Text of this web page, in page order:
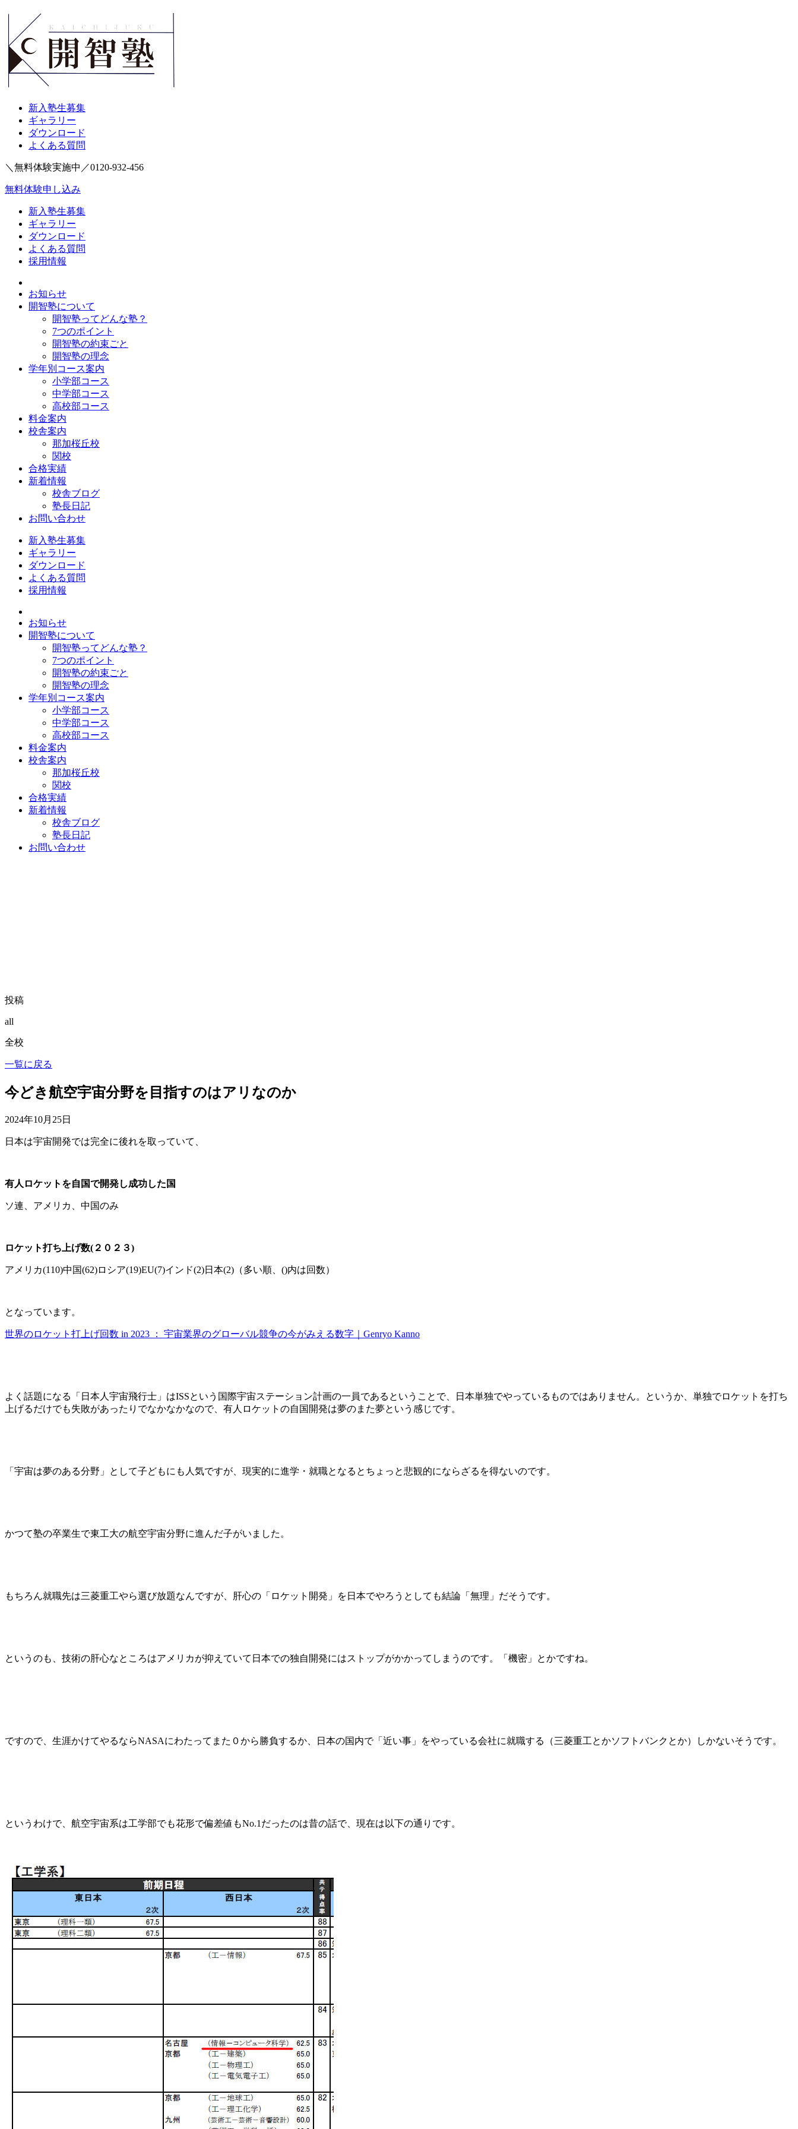
新入塾生募集
ギャラリー
ダウンロード
よくある質問
＼無料体験実施中／0120-932-456
無料体験申し込み
新入塾生募集
ギャラリー
ダウンロード
よくある質問
採用情報
お知らせ
開智塾について
開智塾ってどんな塾？
7つのポイント
開智塾の約束ごと
開智塾の理念
学年別コース案内
小学部コース
中学部コース
高校部コース
料金案内
校舎案内
那加桜丘校
関校
合格実績
新着情報
校舎ブログ
塾長日記
お問い合わせ
新入塾生募集
ギャラリー
ダウンロード
よくある質問
採用情報
お知らせ
開智塾について
開智塾ってどんな塾？
7つのポイント
開智塾の約束ごと
開智塾の理念
学年別コース案内
小学部コース
中学部コース
高校部コース
料金案内
校舎案内
那加桜丘校
関校
合格実績
新着情報
校舎ブログ
塾長日記
お問い合わせ
投稿
all
全校
一覧に戻る
今どき航空宇宙分野を目指すのはアリなのか
2024年10月25日
日本は宇宙開発では完全に後れを取っていて、
有人ロケットを自国で開発し成功した国
ソ連、アメリカ、中国のみ
ロケット打ち上げ数(２０２３)
アメリカ(110)中国(62)ロシア(19)EU(7)インド(2)日本(2)（多い順、()内は回数）
となっています。
世界のロケット打上げ回数 in 2023 ： 宇宙業界のグローバル競争の今がみえる数字｜Genryo Kanno
よく話題になる「日本人宇宙飛行士」はISSという国際宇宙ステーション計画の一員であるということで、日本単独でやっているものではありません。というか、単独でロケットを打ち
上げるだけでも失敗があったりでなかなかなので、有人ロケットの自国開発は夢のまた夢という感じです。
「宇宙は夢のある分野」として子どもにも人気ですが、現実的に進学・就職となるとちょっと悲観的にならざるを得ないのです。
かつて塾の卒業生で東工大の航空宇宙分野に進んだ子がいました。
もちろん就職先は三菱重工やら選び放題なんですが、肝心の「ロケット開発」を日本でやろうとしても結論「無理」だそうです。
というのも、技術の肝心なところはアメリカが抑えていて日本での独自開発にはストップがかかってしまうのです。「機密」とかですね。
ですので、生涯かけてやるならNASAにわたってまた０から勝負するか、日本の国内で「近い事」をやっている会社に就職する（三菱重工とかソフトバンクとか）しかないそうです。
というわけで、航空宇宙系は工学部でも花形で偏差値もNo.1だったのは昔の話で、現在は以下の通りです。